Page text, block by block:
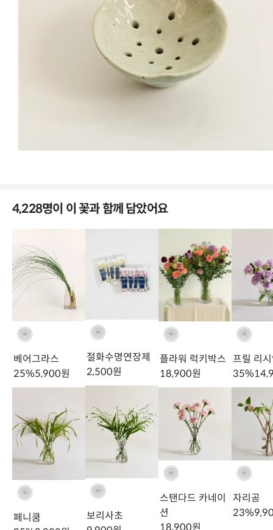
화병에 꽉 찰만큼 풍성한 느낌을 원하신다면
거베라 믹스 20대 구성을 추천드려요.
편백나무
신상품
곱슬 버들
타임특가
페니쿰
%8,900원
타임특가
바커부쉬
%
Family
거베라 종류
4,228명이 이 꽃과 함께 담았어요
베어그라스
25%5,900원
페니쿰
절화수명연장제
2,500원
보리사초
플라워 럭키박스
18,900원
스탠다드 카네이
션
18,900원
프릴 리
35%
자리공
23%